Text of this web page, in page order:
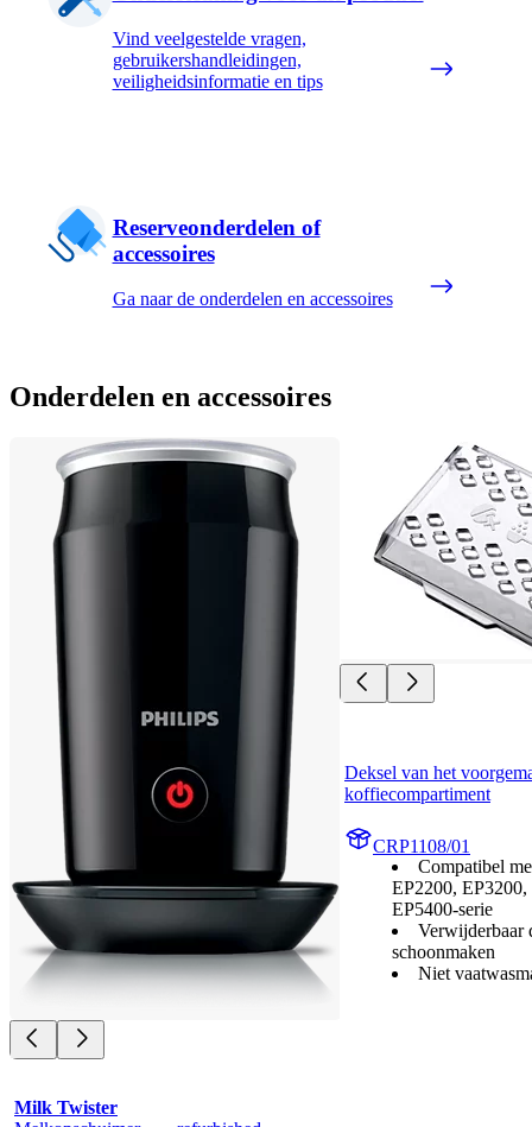
Vind veelgestelde vragen,
gebruikershandleidingen,
veiligheidsinformatie en tips
Reserveonderdelen of
accessoires
Ga naar de onderdelen en accessoires
Onderdelen en accessoires
Milk Twister
Deksel van het
koffiecompartiment
CRP1108/01
Compatibel
EP2200, EP3200,
EP5400-serie
Verwijderbaar
schoonmaken
Niet